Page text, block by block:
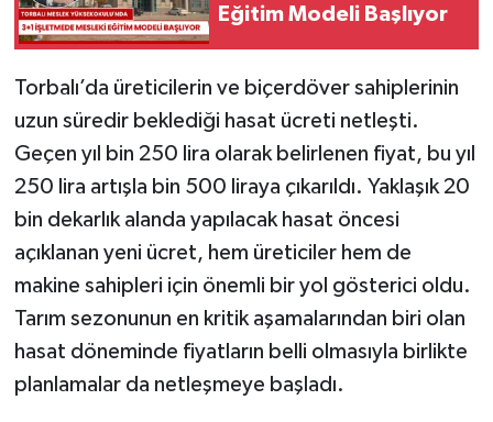
Eğitim Modeli Başlıyor
Torbalı’da üreticilerin ve biçerdöver sahiplerinin
uzun süredir beklediği hasat ücreti netleşti.
Geçen yıl bin 250 lira olarak belirlenen fiyat, bu yıl
250 lira artışla bin 500 liraya çıkarıldı. Yaklaşık 20
bin dekarlık alanda yapılacak hasat öncesi
açıklanan yeni ücret, hem üreticiler hem de
makine sahipleri için önemli bir yol gösterici oldu.
Tarım sezonunun en kritik aşamalarından biri olan
hasat döneminde fiyatların belli olmasıyla birlikte
planlamalar da netleşmeye başladı.